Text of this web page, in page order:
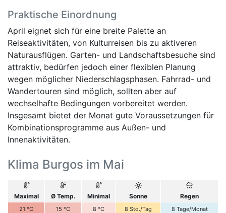
Praktische Einordnung
April eignet sich für eine breite Palette an
Reiseaktivitäten, von Kulturreisen bis zu aktiveren
Naturausflügen. Garten- und Landschaftsbesuche sind
attraktiv, bedürfen jedoch einer flexiblen Planung
wegen möglicher Niederschlagsphasen. Fahrrad- und
Wandertouren sind möglich, sollten aber auf
wechselhafte Bedingungen vorbereitet werden.
Insgesamt bietet der Monat gute Voraussetzungen für
Kombinationsprogramme aus Außen- und
Innenaktivitäten.
Klima Burgos im Mai
Maximal Ø Temp. Minimal Sonne Regen
21 °C 15 °C 8 °C 8 Std./Tag 8 Tage/Monat